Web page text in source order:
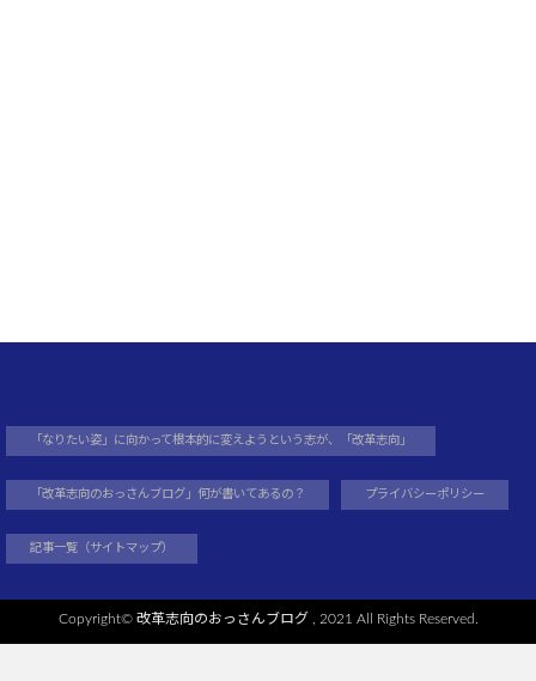
「なりたい姿」に向かって根本的に変えようという志が、「改革志向」
「改革志向のおっさんブログ」何が書いてあるの？ プライバシーポリシー
記事一覧（サイトマップ）
Copyright© 改革志向のおっさんブログ , 2021 All Rights Reserved.